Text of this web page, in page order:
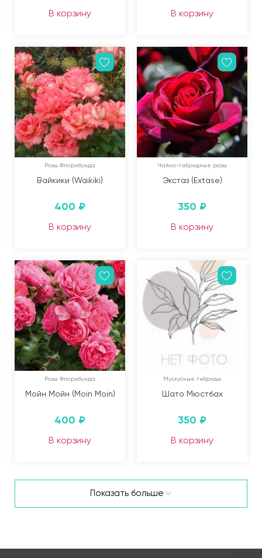
В корзину В корзину
Розы Флорибунда
Вайкики (Waikiki)
400 ₽
В корзину
Чайно-гибридные розы
Экстаз (Extase)
350 ₽
В корзину
Розы Флорибунда
Мойн Мойн (Moin Moin)
400 ₽
В корзину
Мускусные гибриды
Шато Мюстбах
350 ₽
В корзину
Показать больше